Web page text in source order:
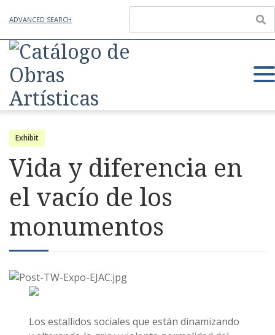
ADVANCED SEARCH
Exhibit
Vida y diferencia en
el vacío de los
monumentos
Los estallidos sociales que están dinamizando